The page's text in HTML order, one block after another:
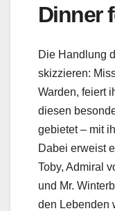
Dinner
Die Handlung
skizzieren:
Warden, feiert
diesen
gebietet – mit
Dabei erweist
Toby, Admiral
und Mr.
den Lebenden